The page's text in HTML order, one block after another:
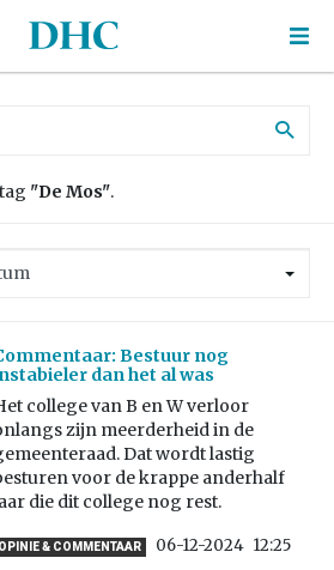
"De Mos".
Bestuur nog
dan het al was
college van B en W verloor
zijn meerderheid in de
Dat wordt lastig
voor de krappe anderhalf
die dit college nog rest.
OPINIE & COMMENTAAR 06-12-2024 12:25